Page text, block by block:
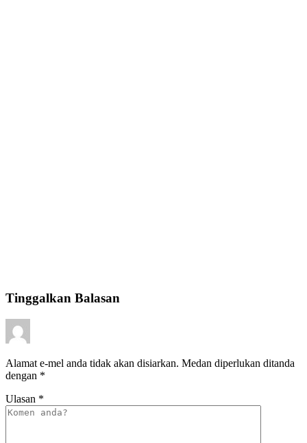
Tinggalkan Balasan
Alamat e-mel anda tidak akan disiarkan. Medan diperlukan ditanda
dengan *
Ulasan *